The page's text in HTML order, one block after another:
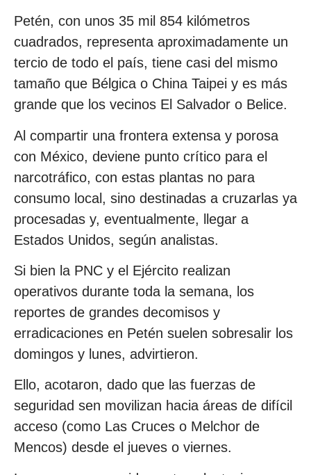
Petén, con unos 35 mil 854 kilómetros
cuadrados, representa aproximadamente un
tercio de todo el país, tiene casi del mismo
tamaño que Bélgica o China Taipei y es más
grande que los vecinos El Salvador o Belice.
Al compartir una frontera extensa y porosa
con México, deviene punto crítico para el
narcotráfico, con estas plantas no para
consumo local, sino destinadas a cruzarlas ya
procesadas y, eventualmente, llegar a
Estados Unidos, según analistas.
Si bien la PNC y el Ejército realizan
operativos durante toda la semana, los
reportes de grandes decomisos y
erradicaciones en Petén suelen sobresalir los
domingos y lunes, advirtieron.
Ello, acotaron, dado que las fuerzas de
seguridad sen movilizan hacia áreas de difícil
acceso (como Las Cruces o Melchor de
Mencos) desde el jueves o viernes.